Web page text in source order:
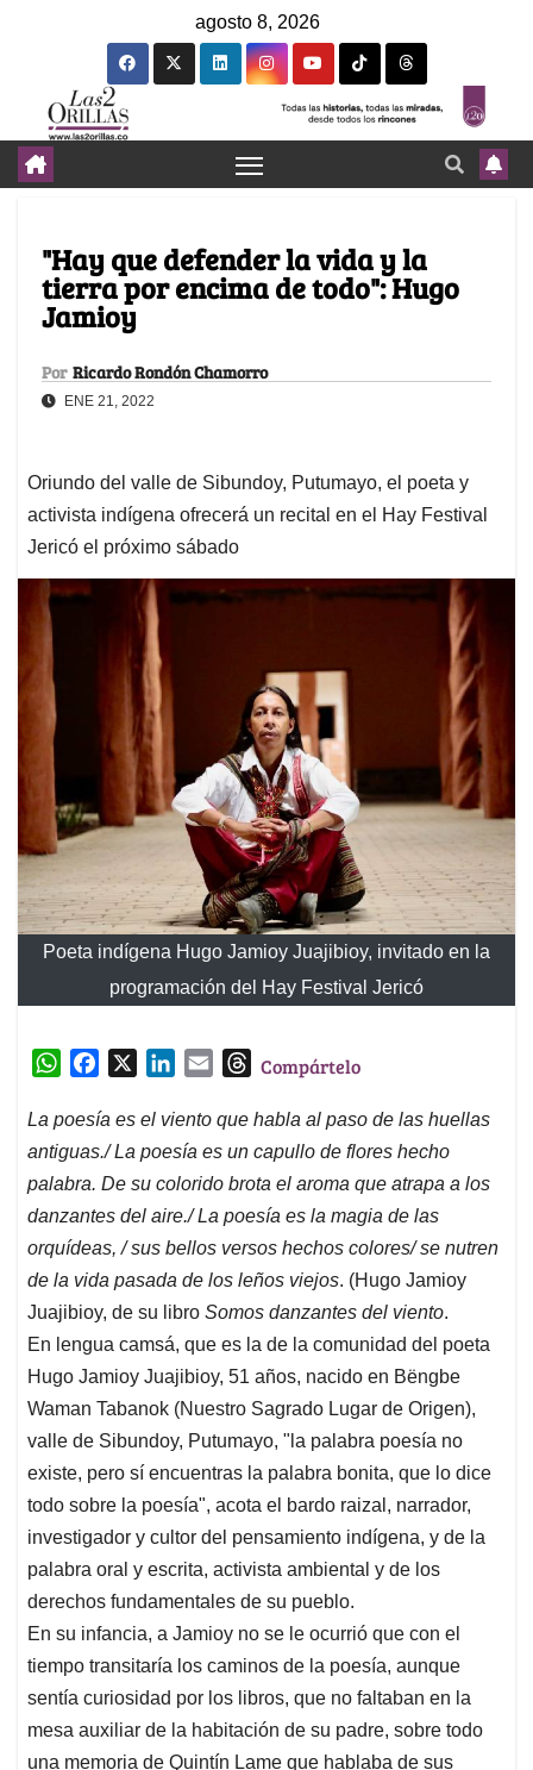
agosto 8, 2026
"Hay que defender la vida y la
tierra por encima de todo": Hugo
Jamioy
Por Ricardo Rondón Chamorro
ENE 21, 2022
Oriundo del valle de Sibundoy, Putumayo, el poeta y
activista indígena ofrecerá un recital en el Hay Festival
Jericó el próximo sábado
Poeta indígena Hugo Jamioy Juajibioy, invitado en la
programación del Hay Festival Jericó
W
a
t
s
p
p
c
e
b
k
n
k
e
n
a
i
l
T
r
e
a
Compártelo
La poesía es el viento que habla al paso de las huellas
antiguas./ La poesía es un capullo de flores hecho
palabra. De su colorido brota el aroma que atrapa a los
danzantes del aire./ La poesía es la magia de las
orquídeas, / sus bellos versos hechos colores/ se nutren
de la vida pasada de los leños viejos. (Hugo Jamioy
Juajibioy, de su libro Somos danzantes del viento.
En lengua camsá, que es la de la comunidad del poeta
Hugo Jamioy Juajibioy, 51 años, nacido en Bëngbe
Waman Tabanok (Nuestro Sagrado Lugar de Origen),
valle de Sibundoy, Putumayo, "la palabra poesía no
existe, pero sí encuentras la palabra bonita, que lo dice
todo sobre la poesía", acota el bardo raizal, narrador,
investigador y cultor del pensamiento indígena, y de la
palabra oral y escrita, activista ambiental y de los
derechos fundamentales de su pueblo.
En su infancia, a Jamioy no se le ocurrió que con el
tiempo transitaría los caminos de la poesía, aunque
sentía curiosidad por los libros, que no faltaban en la
mesa auxiliar de la habitación de su padre, sobre todo
una memoria de Quintín Lame que hablaba de sus